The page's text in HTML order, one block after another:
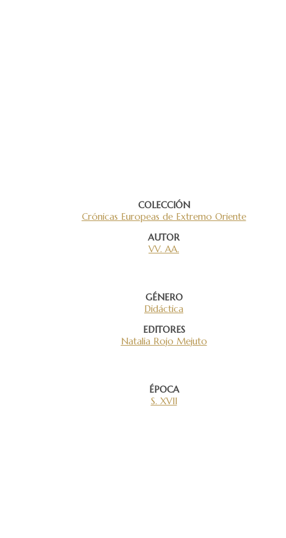
COLECCIÓN
Crónicas Europeas de Extremo Oriente
AUTOR
VV. AA.
GÉNERO
Didáctica
EDITORES
Natalia Rojo Mejuto
ÉPOCA
S. XVII